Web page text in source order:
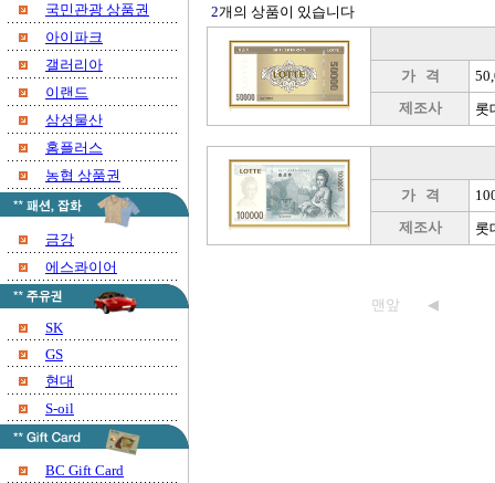
국민관광 상품권
아이파크
갤러리아
이랜드
삼성물산
홈플러스
농협 상품권
금강
에스콰이어
SK
GS
현대
S-oil
BC Gift Card
2개의 상품이 있습니다
가 격
제조사
롯
가 격
제조사
롯
맨앞 ◀